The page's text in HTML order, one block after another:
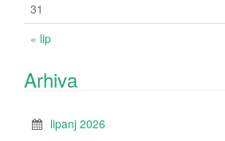
« lip
31
Arhiva
lipanj 2026